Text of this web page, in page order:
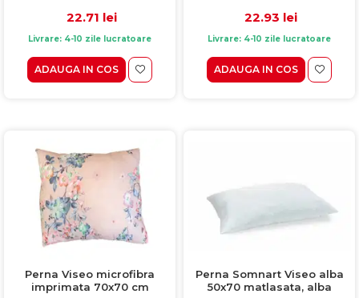
22.71 lei
Livrare: 4-10 zile lucratoare
ADAUGA IN COS
la 60 de grade
22.93 lei
Livrare: 4-10 zile lucratoare
ADAUGA IN COS
Perna Viseo microfibra
imprimata 70x70 cm
Perna Somnart Viseo alba
50x70 matlasata, alba